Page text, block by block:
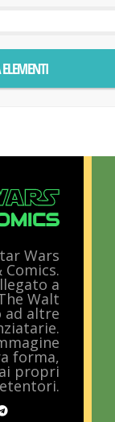
Wars
Comics.
a
Walt
ad altre
forma,
propri